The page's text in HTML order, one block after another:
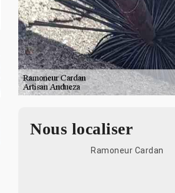
Nous localiser
Ramoneur Cardan